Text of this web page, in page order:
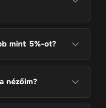
mint 5%-ot?
nézőim?